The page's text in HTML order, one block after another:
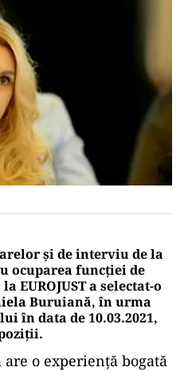
şi de interviu de la
ocuparea funcţiei de
EUROJUST a selectat-o
Buruiană, în urma
în data de 10.03.2021,
o experiență bogată